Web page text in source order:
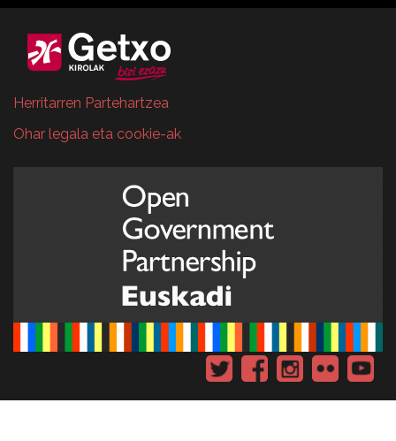
Herritarren Partehartzea
Ohar legala eta cookie-ak